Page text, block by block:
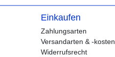
Einkaufen
Zahlungsarten
Versandarten & -kosten
Widerrufsrecht